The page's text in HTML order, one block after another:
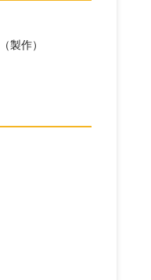
（製作）